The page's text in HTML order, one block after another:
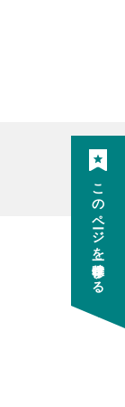
このページを一時保存する